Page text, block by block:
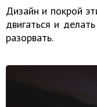
Дизайн и покрой
двигаться и
разорвать.